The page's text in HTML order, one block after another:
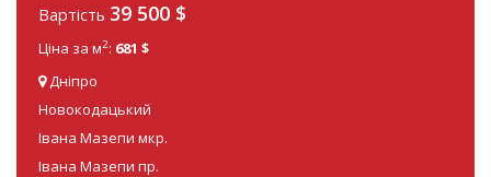
Вартість 39 500 $
Ціна за м2: 681 $
Дніпро
Новокодацький
Івана Мазепи мкр.
Івана Мазепи пр.